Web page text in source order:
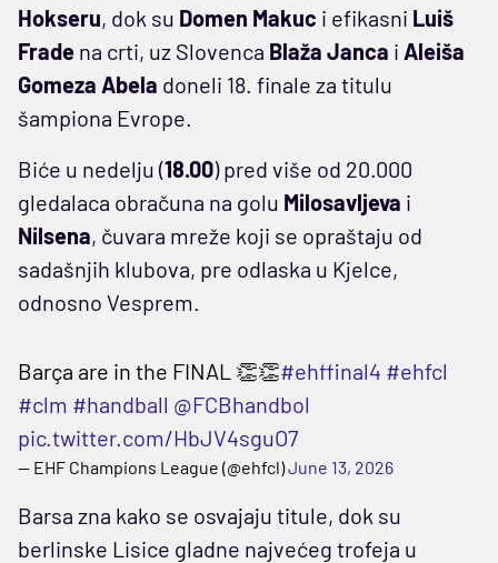
Hokseru, dok su Domen Makuc i efikasni Luiš
Frade na crti, uz Slovenca Blaža Janca i Aleiša
Gomeza Abela doneli 18. finale za titulu
šampiona Evrope.
Biće u nedelju (18.00) pred više od 20.000
gledalaca obračuna na golu Milosavljeva i
Nilsena, čuvara mreže koji se opraštaju od
sadašnjih klubova, pre odlaska u Kjelce,
odnosno Vesprem.
Barça are in the FINAL 👏👏#ehffinal4 #ehfcl
#clm #handball @FCBhandbol
pic.twitter.com/HbJV4sguO7
— EHF Champions League (@ehfcl)June 13, 2026
Barsa zna kako se osvajaju titule, dok su
berlinske Lisice gladne najvećeg trofeja u